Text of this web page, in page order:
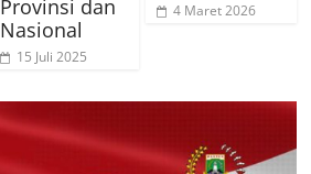
Provinsi dan
Nasional
15 Juli 2025
4 Maret 2026